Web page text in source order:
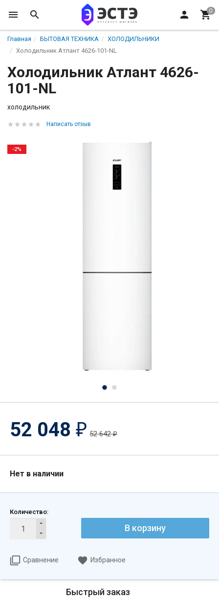
Главная БЫТОВАЯ ТЕХНИКА
ХОЛОДИЛЬНИКИ
Холодильник Атлант 4626-101-NL
Холодильник Атлант 4626-
101-NL
холодильник
Написать отзыв
-2%
52 048 ₽ 52 642₽
Нет в наличии
Количество:
В корзину
Сравнение Избранное
Быстрый заказ